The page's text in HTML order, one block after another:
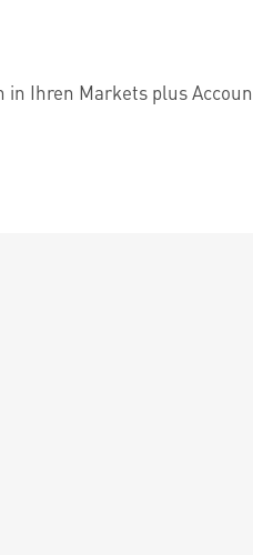
in Ihren Markets plus